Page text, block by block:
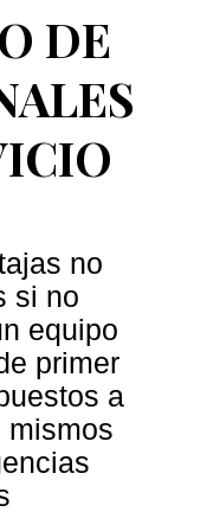
DE
no
si no
equipo
primer
a
mismos